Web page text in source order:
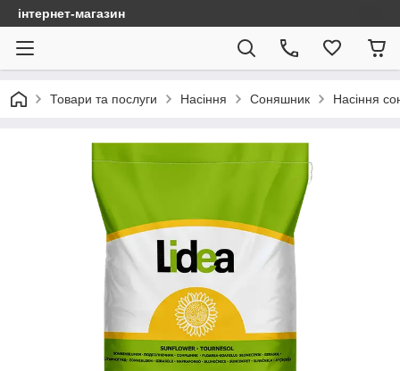
інтернет-магазин
Товари та послуги Насіння Соняшник Насіння